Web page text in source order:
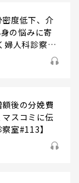
度低下、介
の悩みに寄
婦人科診察
！
後の分娩費
スコミに伝
室#113】